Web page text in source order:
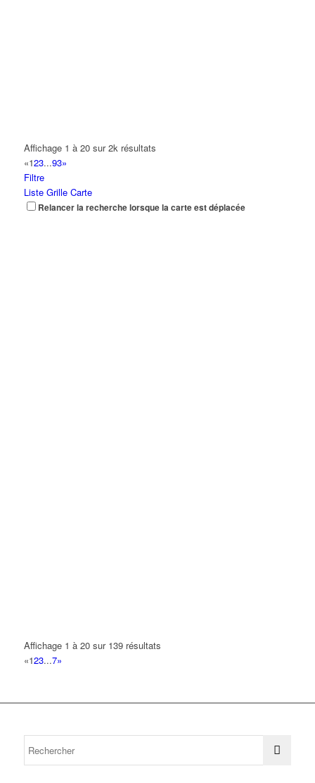
Affichage 1 à 20 sur 2k résultats
«123...93»
Filtre
Liste Grille Carte
Relancer la recherche lorsque la carte est déplacée
Affichage 1 à 20 sur 139 résultats
«123...7»